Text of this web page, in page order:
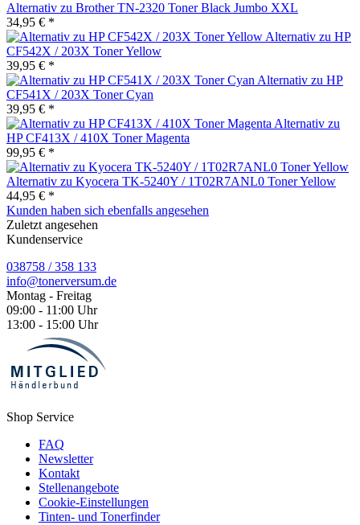
Alternativ zu Brother TN-2320 Toner Black Jumbo XXL
34,95 € *
Alternativ zu HP
CF542X / 203X Toner Yellow
39,95 € *
Alternativ zu HP
CF541X / 203X Toner Cyan
39,95 € *
Alternativ zu
HP CF413X / 410X Toner Magenta
99,95 € *
Alternativ zu Kyocera TK-5240Y / 1T02R7ANL0 Toner Yellow
44,95 € *
Kunden haben sich ebenfalls angesehen
Zuletzt angesehen
Kundenservice
038758 / 358 133
info@tonerversum.de
Montag - Freitag
09:00 - 11:00 Uhr
13:00 - 15:00 Uhr
Shop Service
FAQ
Newsletter
Kontakt
Stellenangebote
Cookie-Einstellungen
Tinten- und Tonerfinder